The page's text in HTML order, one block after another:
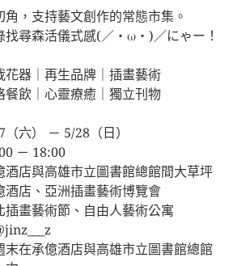
，支持藝文創作的常態市集。
找尋森活儀式感(／・ω・)／にゃー！
花器｜再生品牌｜插畫藝術
餐飲｜心靈療癒｜獨立刊物
六） － 5/28（日）
－ 18:00
酒店與高雄市立圖書館總館間大草坪
酒店、亞洲插畫藝術博覽會
插畫藝術節、自由人藝術公寓
末在承億酒店與高雄市立圖書館總館